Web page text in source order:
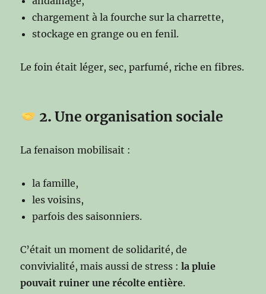
chargement à la fourche sur la charrette,
stockage en grange ou en fenil.
Le foin était léger, sec, parfumé, riche en fibres.
2. Une organisation sociale
La fenaison mobilisait :
la famille,
les voisins,
parfois des saisonniers.
C’était un moment de solidarité, de
convivialité, mais aussi de stress :la pluie
pouvait ruiner une récolte entière.